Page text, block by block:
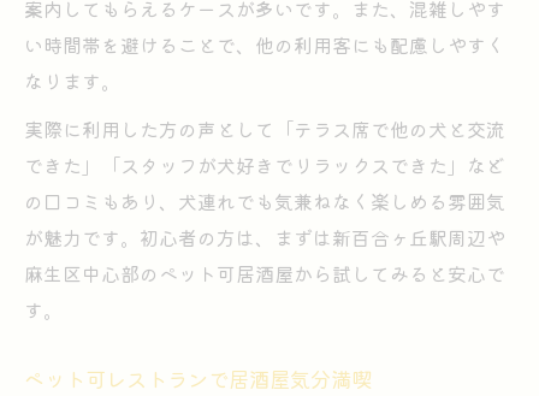
案内してもらえるケースが多いです。また、混雑しやす
い時間帯を避けることで、他の利用客にも配慮しやすく
なります。
実際に利用した方の声として「テラス席で他の犬と交流
できた」「スタッフが犬好きでリラックスできた」など
の口コミもあり、犬連れでも気兼ねなく楽しめる雰囲気
が魅力です。初心者の方は、まずは新百合ヶ丘駅周辺や
麻生区中心部のペット可居酒屋から試してみると安心で
す。
ペット可レストランで居酒屋気分満喫